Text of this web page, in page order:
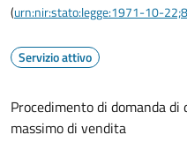
(urn:nir:stato:legge:1971-10-
Servizio attivo
Procedimento di domanda
massimo di vendita